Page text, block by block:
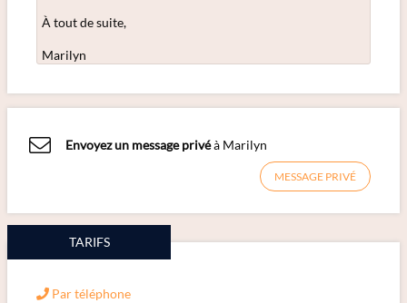
À tout de suite,
Marilyn
Envoyez un message privéà Marilyn
MESSAGE PRIVÉ
TARIFS
Par téléphone